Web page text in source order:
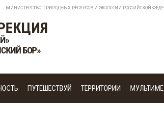
МИНИСТЕРСТВО ПРИРОДНЫХ РЕСУРСОВ И ЭКОЛОГИИ РОССИЙСКОЙ
БОР»
ПУТЕШЕСТВУЙ ТЕРРИТОРИИ